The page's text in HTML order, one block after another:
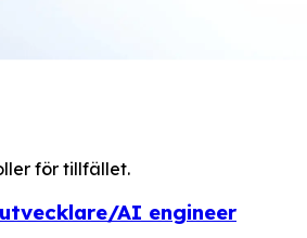
för tillfället.
AI engineer